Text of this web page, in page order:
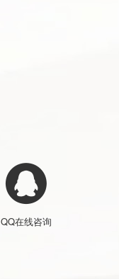
QQ在线咨询